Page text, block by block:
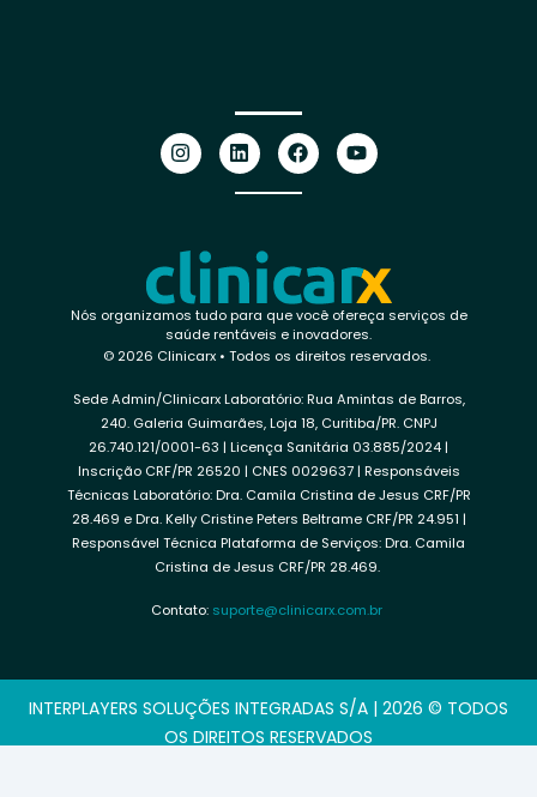
Nós organizamos tudo para que você ofereça serviços de
saúde rentáveis e inovadores.
© 2026 Clinicarx • Todos os direitos reservados.
Sede Admin/Clinicarx Laboratório: Rua Amintas de Barros,
240. Galeria Guimarães, Loja 18, Curitiba/PR. CNPJ
26.740.121/0001-63 | Licença Sanitária 03.885/2024 |
Inscrição CRF/PR 26520 | CNES 0029637 | Responsáveis
Técnicas Laboratório: Dra. Camila Cristina de Jesus CRF/PR
28.469 e Dra. Kelly Cristine Peters Beltrame CRF/PR 24.951 |
Responsável Técnica Plataforma de Serviços: Dra. Camila
Cristina de Jesus CRF/PR 28.469.
Contato: suporte@clinicarx.com.br
INTERPLAYERS SOLUÇÕES INTEGRADAS S/A | 2026 © TODOS
OS DIREITOS RESERVADOS